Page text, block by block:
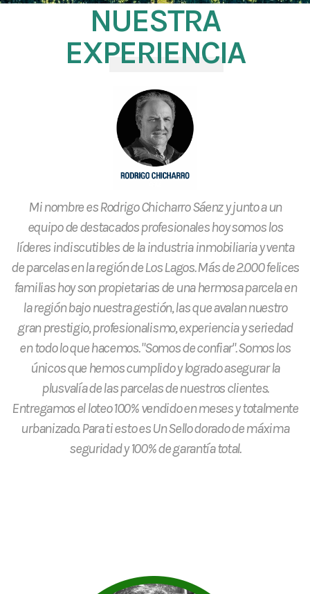
NUESTRA
EXPERIENCIA
Mi nombre es Rodrigo Chicharro Sáenz y junto a un
equipo de destacados profesionales hoy somos los
líderes indiscutibles de la industria inmobiliaria y venta
de parcelas en la región de Los Lagos. Más de 2.000 felices
familias hoy son propietarias de una hermosa parcela en
la región bajo nuestra gestión, las que avalan nuestro
gran prestigio, profesionalismo, experiencia y seriedad
en todo lo que hacemos. "Somos de confiar". Somos los
únicos que hemos cumplido y logrado asegurar la
plusvalía de las parcelas de nuestros clientes.
Entregamos el loteo 100% vendido en meses y totalmente
urbanizado. Para ti esto es Un Sello dorado de máxima
seguridad y 100% de garantía total.